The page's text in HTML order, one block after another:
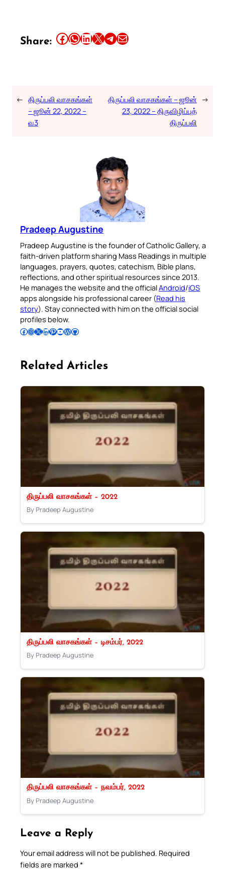
Share: Share this article on Facebook Share this article on WhatsApp Share this article on LinkedIn Share this article on X Share this article on TelegramEmail this Article
← திருப்பலி வாசகங்கள்
– ஜூன் 22, 2022 –
வ3
திருப்பலி வாசகங்கள் – ஜூன்
23, 2022 – திருவிழிப்புத்
திருப்பலி
→
Pradeep Augustine
Pradeep Augustine is the founder of Catholic Gallery, a
faith-driven platform sharing Mass Readings in multiple
languages, prayers, quotes, catechism, Bible plans,
reflections, and other spiritual resources since 2013.
He manages the website and the officialAndroid/iOS
apps alongside his professional career (Read his
story). Stay connected with him on the official social
profiles below.
Follow Pradeep on Facebook Follow Pradeep on InstagramFollow Pradeep on X Follow Pradeep on LinkedIn Follow Pradeep on Pinterest Subscribe to Pradeep’s Youtube Channel Follow Pradeep on WordPress Follow Pradeep on GitHub
Related Articles
திருப்பலி வாசகங்கள் – 2022
By Pradeep Augustine
திருப்பலி வாசகங்கள் – டிசம்பர், 2022
By Pradeep Augustine
திருப்பலி வாசகங்கள் – நவம்பர், 2022
By Pradeep Augustine
Leave a Reply
Your email address will not be published. Required
fields are marked *